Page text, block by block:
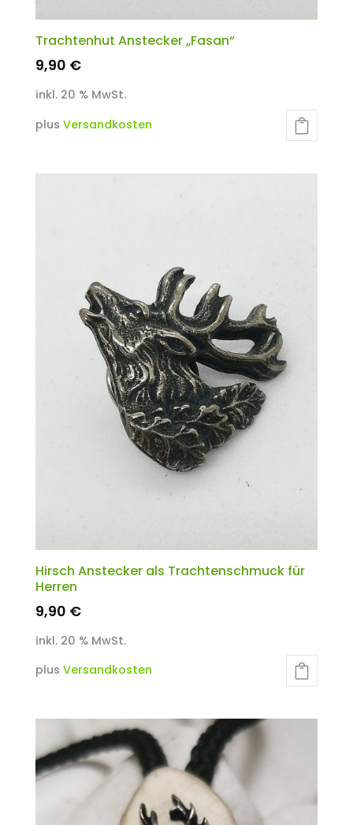
Trachtenhut Anstecker „Fasan“
9,90 €
inkl. 20 % MwSt.
plus Versandkosten
Hirsch Anstecker als Trachtenschmuck für
Herren
9,90 €
inkl. 20 % MwSt.
plus Versandkosten